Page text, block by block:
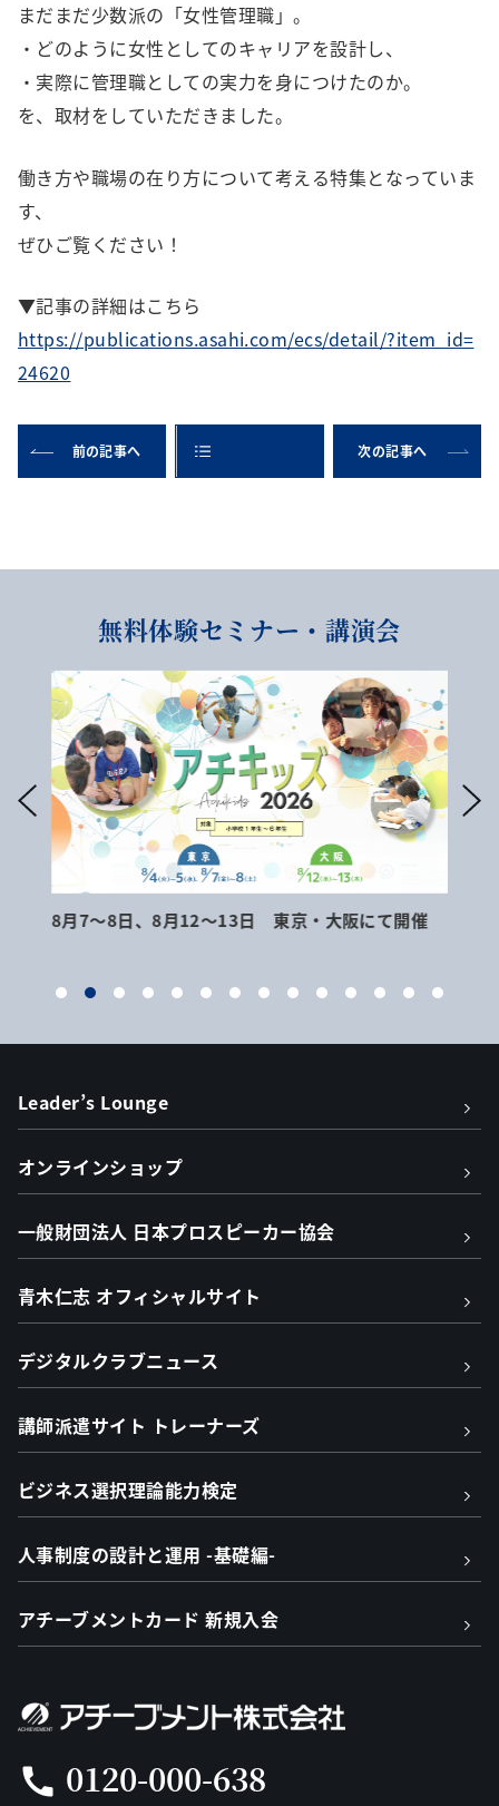
まだまだ少数派の「女性管理職」。
・どのように女性としてのキャリアを設計し、
・実際に管理職としての実力を身につけたのか。
を、取材をしていただきました。
働き方や職場の在り方について考える特集となっていま
す、
ぜひご覧ください！
▼記事の詳細はこちら
https://publications.asahi.com/ecs/detail/?item_id=
24620
前の記事へ 次の記事へ
無料体験セミナー・講演会
8月7～8日、8月12～13日 東京・大阪にて開催
Leader’s Lounge
オンラインショップ
一般財団法人 日本プロスピーカー協会
青木仁志 オフィシャルサイト
デジタルクラブニュース
講師派遣サイト トレーナーズ
ビジネス選択理論能力検定
人事制度の設計と運用 -基礎編-
アチーブメントカード 新規入会
call 0120-000-638